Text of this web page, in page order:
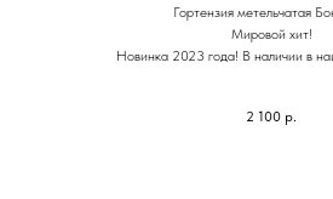
Гортензия метельчатая
Мировой хит!
Новинка 2023 года! В наличии в
2 100 р.